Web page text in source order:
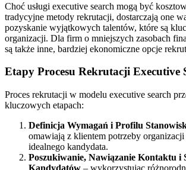
Choć usługi executive search mogą być
tradycyjne metody rekrutacji, dostarczają one
pozyskanie wyjątkowych talentów, które są
organizacji. Dla firm o mniejszych zasobach
są także inne, bardziej ekonomiczne opcje
Etapy Procesu Rekrutacji Executive
Proces rekrutacji w modelu executive search
kluczowych etapach:
Definicja Wymagań i Profilu
omawiają z klientem potrzeby
idealnego kandydata.
Poszukiwanie, Nawiązanie Kontaktu i